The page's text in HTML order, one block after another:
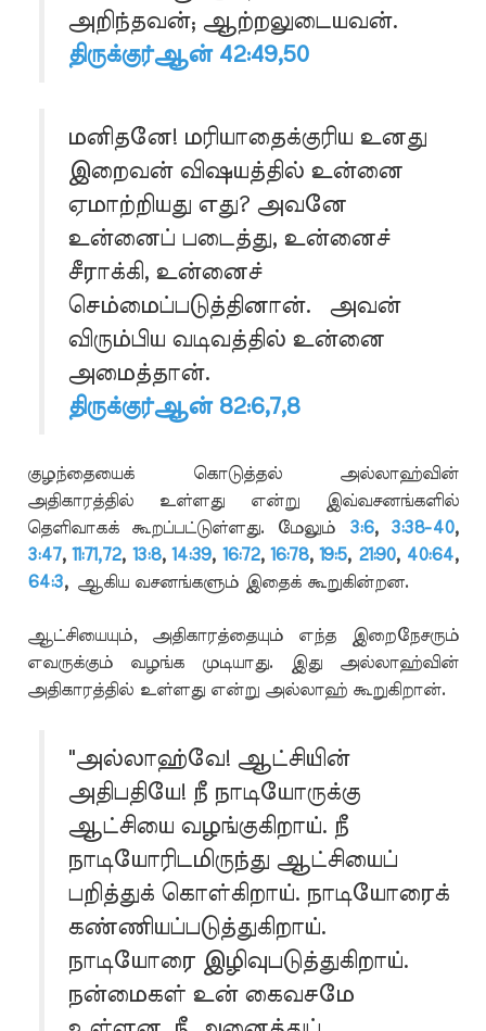
அறிந்தவன்; ஆற்றலுடையவன்.
திருக்குர்ஆன் 42:49,50
மனிதனே! மரியாதைக்குரிய உனது
இறைவன் விஷயத்தில் உன்னை
ஏமாற்றியது எது? அவனே
உன்னைப் படைத்து, உன்னைச்
சீராக்கி, உன்னைச்
செம்மைப்படுத்தினான். அவன்
விரும்பிய வடிவத்தில் உன்னை
அமைத்தான்.
திருக்குர்ஆன் 82:6,7,8
குழந்தையைக் கொடுத்தல் அல்லாஹ்வின்
அதிகாரத்தில் உள்ளது என்று இவ்வசனங்களில்
தெளிவாகக் கூறப்பட்டுள்ளது. மேலும் 3:6, 3:38-40,
3:47,11:71,72, 13:8,14:39, 16:72, 16:78,19:5, 21:90, 40:64,
64:3, ஆகிய வசனங்களும் இதைக் கூறுகின்றன.
ஆட்சியையும், அதிகாரத்தையும் எந்த இறைநேசரும்
எவருக்கும் வழங்க முடியாது. இது அல்லாஹ்வின்
அதிகாரத்தில் உள்ளது என்று அல்லாஹ் கூறுகிறான்.
"அல்லாஹ்வே! ஆட்சியின்
அதிபதியே! நீ நாடியோருக்கு
ஆட்சியை வழங்குகிறாய். நீ
நாடியோரிடமிருந்து ஆட்சியைப்
பறித்துக் கொள்கிறாய். நாடியோரைக்
கண்ணியப்படுத்துகிறாய்.
நாடியோரை இழிவுபடுத்துகிறாய்.
நன்மைகள் உன் கைவசமே